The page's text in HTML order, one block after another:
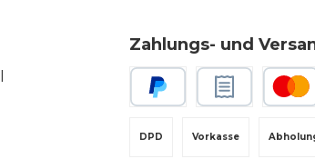
Zahlungs- und
Vorkasse
DPD